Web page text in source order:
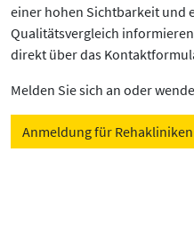
einer hohen Sichtbarkeit und
Qualitätsvergleich
direkt über das
Melden Sie sich an oder
Anmeldung für Rehakliniken